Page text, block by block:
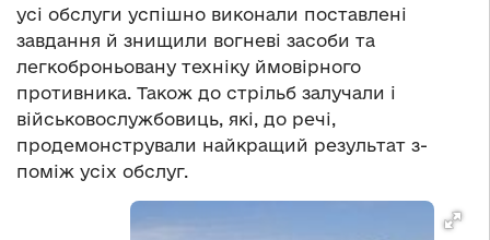
усі обслуги успішно виконали поставлені
завдання й знищили вогневі засоби та
легкоброньовану техніку ймовірного
противника. Також до стрільб залучали і
військовослужбовиць, які, до речі,
продемонстрували найкращий результат з-
поміж усіх обслуг.